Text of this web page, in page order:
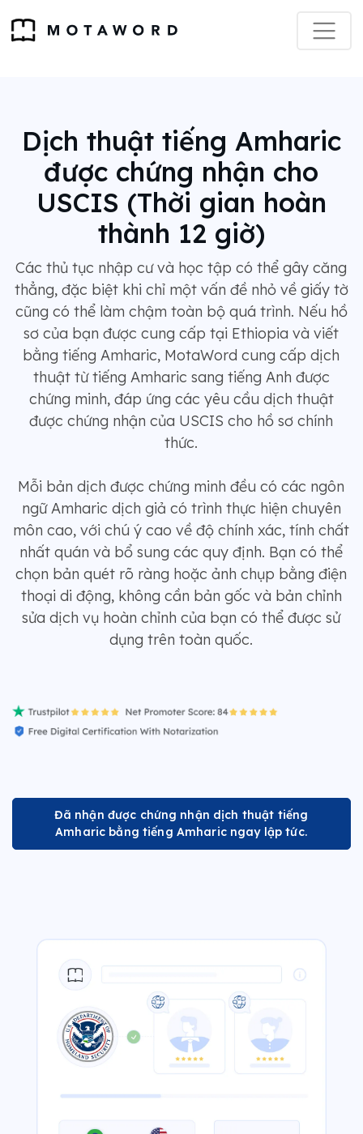
Dịch thuật tiếng Amharic
được chứng nhận cho
USCIS (Thời gian hoàn
thành 12 giờ)
Các thủ tục nhập cư và học tập có thể gây căng
thẳng, đặc biệt khi chỉ một vấn đề nhỏ về giấy tờ
cũng có thể làm chậm toàn bộ quá trình. Nếu hồ
sơ của bạn được cung cấp tại Ethiopia và viết
bằng tiếng Amharic, MotaWord cung cấp dịch
thuật từ tiếng Amharic sang tiếng Anh được
chứng minh, đáp ứng các yêu cầu dịch thuật
được chứng nhận của USCIS cho hồ sơ chính
thức.
Mỗi bản dịch được chứng minh đều có các ngôn
ngữ Amharic dịch giả có trình thực hiện chuyên
môn cao, với chú ý cao về độ chính xác, tính chất
nhất quán và bổ sung các quy định. Bạn có thể
chọn bản quét rõ ràng hoặc ảnh chụp bằng điện
thoại di động, không cần bản gốc và bản chỉnh
sửa dịch vụ hoàn chỉnh của bạn có thể được sử
dụng trên toàn quốc.
Đã nhận được chứng nhận dịch thuật tiếng
Amharic bằng tiếng Amharic ngay lập tức.